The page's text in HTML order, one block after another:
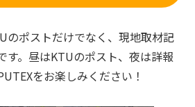
のポストだけでなく、現地取材記
す。昼はKTUのポスト、夜は詳報
をお楽しみください！